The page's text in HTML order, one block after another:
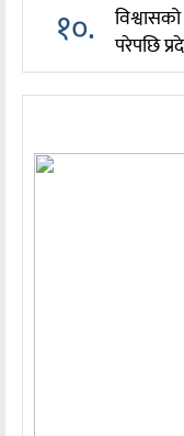
१०.
परेपछि